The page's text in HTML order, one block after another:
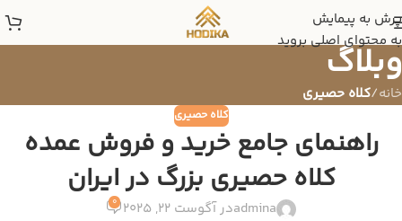
پرش به پیمایش
به محتوای اصلی بروید
وبلاگ
خانه/کلاه حصیری
کلاه حصیری
راهنمای جامع خرید و فروش عمده
کلاه حصیری بزرگ در ایران
adminaدر آگوست 22, 2025 0